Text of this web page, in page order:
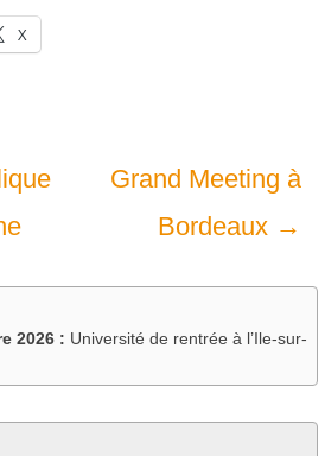
X
Grand Meeting à
Bordeaux →
2026 : Université de rentrée à l’Ile-sur-